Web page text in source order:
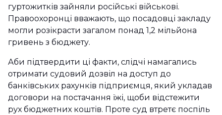
гуртожитків зайняли російські військові.
Правоохоронці вважають, що посадовці закладу
могли розікрасти загалом понад 1,2 мільйона
гривень з бюджету.
Аби підтвердити ці факти, слідчі намагались
отримати судовий дозвіл на доступ до
банківських рахунків підприємця, який укладав
договори на постачання їжі, щоби відстежити
рух бюджетних коштів. Проте суд втретє поспіль